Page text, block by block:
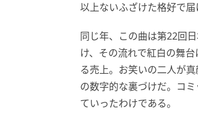
以上ないふざけた格好で
同じ年、この曲は第22回
け、その流れで紅白の舞
る売上。お笑いの二人が
の数字的な裏づけだ。コ
ていったわけである。